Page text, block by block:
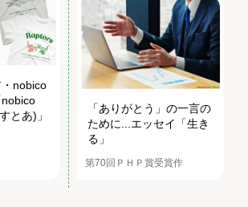
nobico
とあ)」
「ありがとう」の一言の
ために...エッセイ「生き
る」
第70回ＰＨＰ賞受賞作